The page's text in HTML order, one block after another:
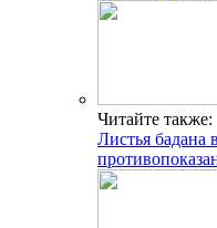
Читайте также:
Листья бадана